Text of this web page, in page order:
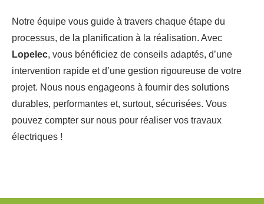
Notre équipe vous guide à travers chaque étape du
processus, de la planification à la réalisation. Avec
Lopelec, vous bénéficiez de conseils adaptés, d’une
intervention rapide et d’une gestion rigoureuse de votre
projet. Nous nous engageons à fournir des solutions
durables, performantes et, surtout, sécurisées. Vous
pouvez compter sur nous pour réaliser vos travaux
électriques !